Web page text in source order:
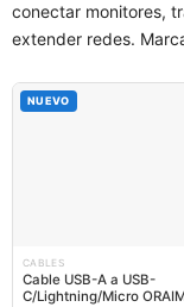
conectar monitores,
extender redes.
NUEVO
CABLES
Cable USB-A a USB-
C/Lightning/Micro